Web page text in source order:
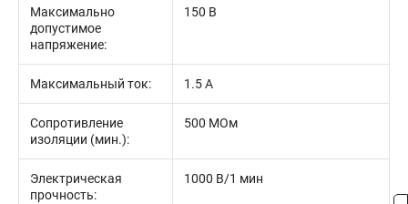
Максимально
допустимое
напряжение:
150 В
Максимальный ток: 1.5 А
Сопротивление
изоляции (мин.):
500 МОм
Электрическая
прочность:
1000 В/1 мин